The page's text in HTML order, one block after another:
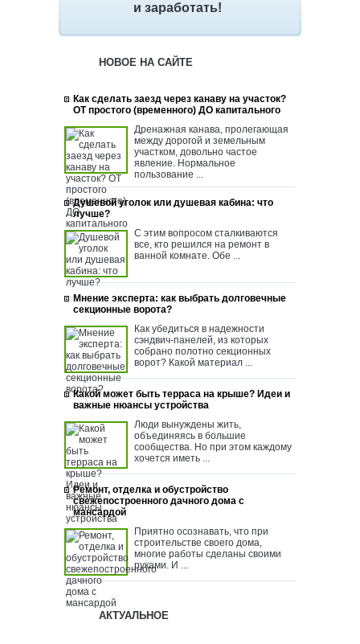
и заработать!
НОВОЕ НА САЙТЕ
Как сделать заезд через канаву на участок?
ОТ простого (временного) ДО капитального
Дренажная канава, пролегающая
между дорогой и земельным
участком, довольно частое
явление. Нормальное
пользование ...
Душевой уголок или душевая кабина: что
лучше?
С этим вопросом сталкиваются
все, кто решился на ремонт в
ванной комнате. Обе ...
Мнение эксперта: как выбрать долговечные
секционные ворота?
Как убедиться в надежности
сэндвич-панелей, из которых
собрано полотно секционных
ворот? Какой материал ...
Какой может быть терраса на крыше? Идеи и
важные нюансы устройства
Люди вынуждены жить,
объединяясь в большие
сообщества. Но при этом каждому
хочется иметь ...
Ремонт, отделка и обустройство
свежепостроенного дачного дома с
мансардой
Приятно осознавать, что при
строительстве своего дома,
многие работы сделаны своими
руками. И ...
АКТУАЛЬНОЕ